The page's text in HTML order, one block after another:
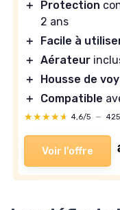
＋ Protection
2 ans
＋
Facile à
＋ Aérateur
＋
Housse de
＋
Compatible
★★★★★
★★★★★ 4,6/5 —
Voir l'offre